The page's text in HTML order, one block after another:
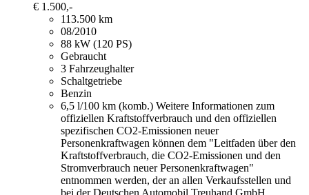
€ 1.500,-
113.500 km
08/2010
88 kW (120 PS)
Gebraucht
3 Fahrzeughalter
Schaltgetriebe
Benzin
6,5 l/100 km (komb.) Weitere Informationen zum
offiziellen Kraftstoffverbrauch und den offiziellen
spezifischen CO2-Emissionen neuer
Personenkraftwagen können dem "Leitfaden über den
Kraftstoffverbrauch, die CO2-Emissionen und den
Stromverbrauch neuer Personenkraftwagen"
entnommen werden, der an allen Verkaufsstellen und